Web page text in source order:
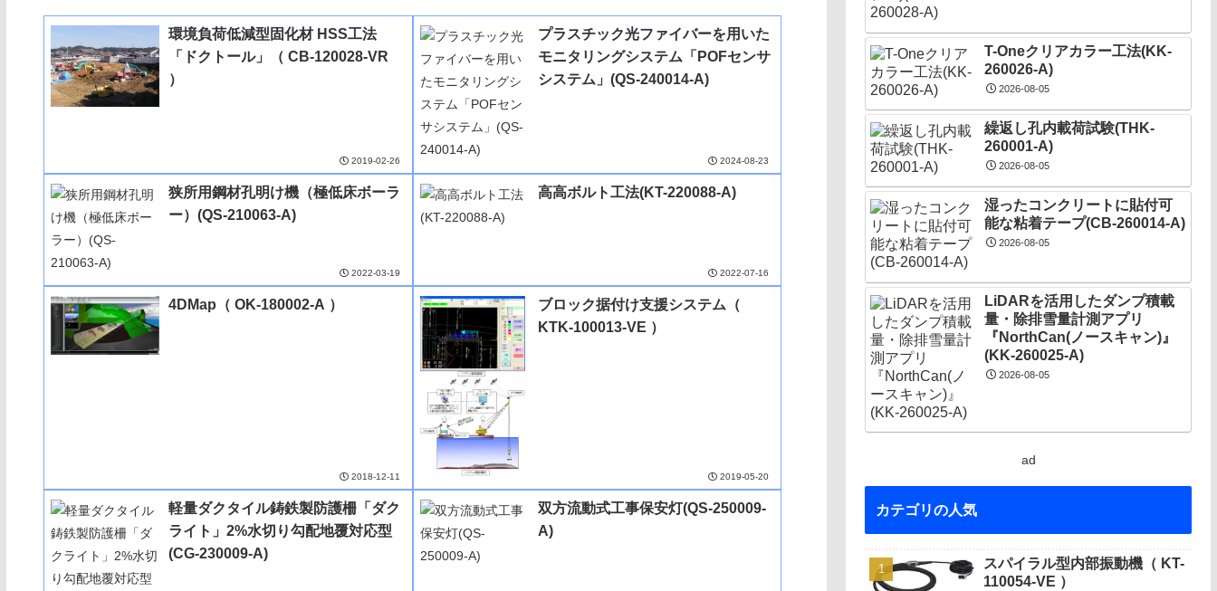
環境負荷低減型固化材 HSS工法
「ドクトール」（ CB-120028-VR
）
2019-02-26
プラスチック光ファイバーを用いた
モニタリングシステム「POFセンサ
システム」(QS-240014-A)
2024-08-23
狭所用鋼材孔明け機（極低床ボーラ
ー）(QS-210063-A)
2022-03-19
高高ボルト工法(KT-220088-A)
2022-07-16
4DMap（ OK-180002-A ）
2018-12-11
ブロック据付け支援システム（
KTK-100013-VE ）
2019-05-20
軽量ダクタイル鋳鉄製防護柵「ダク
ライト」2%水切り勾配地覆対応型
(CG-230009-A)
双方流動式工事保安灯(QS-250009-
A)
T-Oneクリアカラー工法(KK-
260026-A)
2026-08-05
繰返し孔内載荷試験(THK-
260001-A)
2026-08-05
湿ったコンクリートに貼付可
能な粘着テープ(CB-260014-A)
2026-08-05
LiDARを活用したダンプ積載
量・除排雪量計測アプリ
『NorthCan(ノースキャン)』
(KK-260025-A)
2026-08-05
ad
カテゴリの人気
スパイラル型内部振動機（ KT-
110054-VE ）